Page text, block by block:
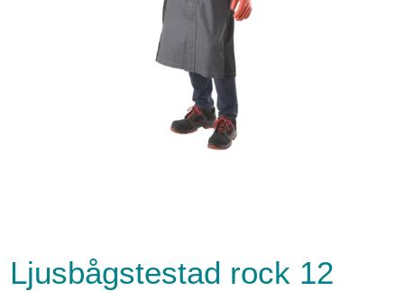
Ljusbågstestad rock 12